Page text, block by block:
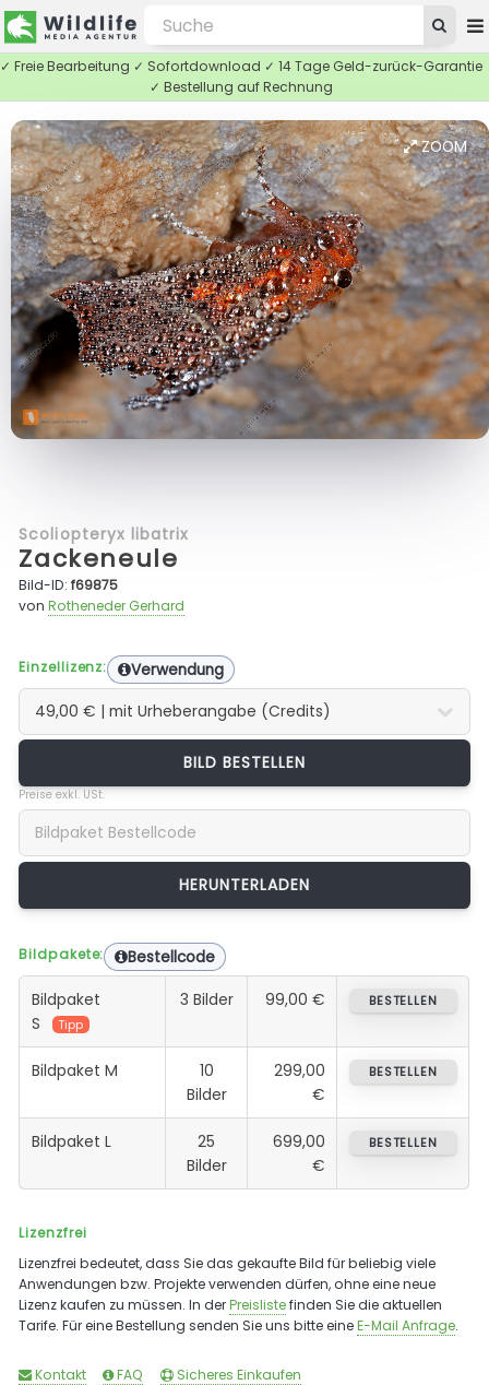
✓ Freie Bearbeitung ✓ Sofortdownload ✓ 14 Tage Geld-zurück-Garantie
✓ Bestellung auf Rechnung
ZOOM
Scoliopteryx libatrix
Zackeneule
Bild-ID:f69875
vonRotheneder Gerhard
Einzellizenz: Verwendung
BILD BESTELLEN
Preise exkl. USt.
Bildpakete: Bestellcode
Bildpaket
S
Tipp
3 Bilder 99,00 € BESTELLEN
Bildpaket M
10
Bilder
299,00
€
BESTELLEN
Bildpaket L
25
Bilder
699,00
€
BESTELLEN
Lizenzfrei
Lizenzfrei bedeutet, dass Sie das gekaufte Bild für beliebig viele
Anwendungen bzw. Projekte verwenden dürfen, ohne eine neue
Lizenz kaufen zu müssen. In derPreislistefinden Sie die aktuellen
Tarife. Für eine Bestellung senden Sie uns bitte eineE-Mail Anfrage.
Kontakt FAQ Sicheres Einkaufen